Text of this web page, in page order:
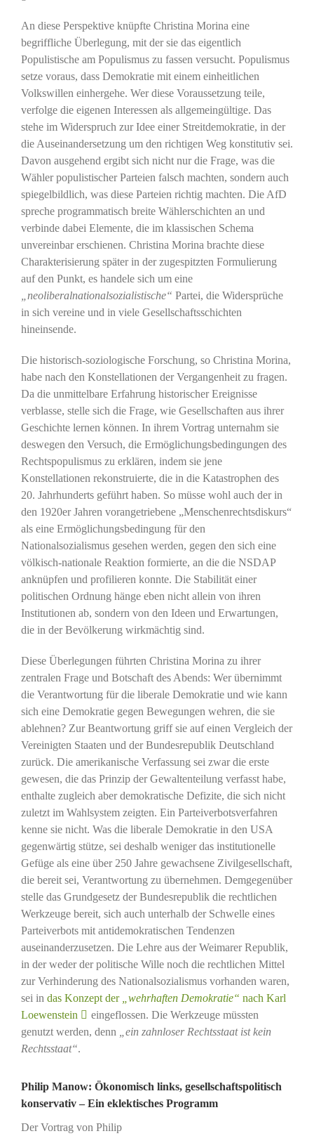
An diese Perspektive knüpfte Christina Morina eine
begriffliche Überlegung, mit der sie das eigentlich
Populistische am Populismus zu fassen versucht. Populismus
setze voraus, dass Demokratie mit einem einheitlichen
Volkswillen einhergehe. Wer diese Voraussetzung teile,
verfolge die eigenen Interessen als allgemeingültige. Das
stehe im Widerspruch zur Idee einer Streitdemokratie, in der
die Auseinandersetzung um den richtigen Weg konstitutiv sei.
Davon ausgehend ergibt sich nicht nur die Frage, was die
Wähler populistischer Parteien falsch machten, sondern auch
spiegelbildlich, was diese Parteien richtig machten. Die AfD
spreche programmatisch breite Wählerschichten an und
verbinde dabei Elemente, die im klassischen Schema
unvereinbar erschienen. Christina Morina brachte diese
Charakterisierung später in der zugespitzten Formulierung
auf den Punkt, es handele sich um eine
„neoliberalnationalsozialistische“ Partei, die Widersprüche
in sich vereine und in viele Gesellschaftsschichten
hineinsende.
Die historisch-soziologische Forschung, so Christina Morina,
habe nach den Konstellationen der Vergangenheit zu fragen.
Da die unmittelbare Erfahrung historischer Ereignisse
verblasse, stelle sich die Frage, wie Gesellschaften aus ihrer
Geschichte lernen können. In ihrem Vortrag unternahm sie
deswegen den Versuch, die Ermöglichungsbedingungen des
Rechtspopulismus zu erklären, indem sie jene
Konstellationen rekonstruierte, die in die Katastrophen des
20. Jahrhunderts geführt haben. So müsse wohl auch der in
den 1920er Jahren vorangetriebene „Menschenrechtsdiskurs“
als eine Ermöglichungsbedingung für den
Nationalsozialismus gesehen werden, gegen den sich eine
völkisch-nationale Reaktion formierte, an die die NSDAP
anknüpfen und profilieren konnte. Die Stabilität einer
politischen Ordnung hänge eben nicht allein von ihren
Institutionen ab, sondern von den Ideen und Erwartungen,
die in der Bevölkerung wirkmächtig sind.
Diese Überlegungen führten Christina Morina zu ihrer
zentralen Frage und Botschaft des Abends: Wer übernimmt
die Verantwortung für die liberale Demokratie und wie kann
sich eine Demokratie gegen Bewegungen wehren, die sie
ablehnen? Zur Beantwortung griff sie auf einen Vergleich der
Vereinigten Staaten und der Bundesrepublik Deutschland
zurück. Die amerikanische Verfassung sei zwar die erste
gewesen, die das Prinzip der Gewaltenteilung verfasst habe,
enthalte zugleich aber demokratische Defizite, die sich nicht
zuletzt im Wahlsystem zeigten. Ein Parteiverbotsverfahren
kenne sie nicht. Was die liberale Demokratie in den USA
gegenwärtig stütze, sei deshalb weniger das institutionelle
Gefüge als eine über 250 Jahre gewachsene Zivilgesellschaft,
die bereit sei, Verantwortung zu übernehmen. Demgegenüber
stelle das Grundgesetz der Bundesrepublik die rechtlichen
Werkzeuge bereit, sich auch unterhalb der Schwelle eines
Parteiverbots mit antidemokratischen Tendenzen
auseinanderzusetzen. Die Lehre aus der Weimarer Republik,
in der weder der politische Wille noch die rechtlichen Mittel
zur Verhinderung des Nationalsozialismus vorhanden waren,
sei in das Konzept der „wehrhaften Demokratie“ nach Karl
Loewenstein
eingeflossen. Die Werkzeuge müssten
genutzt werden, denn
„ein zahnloser Rechtsstaat ist kein
Rechtsstaat“.
Philip Manow: Ökonomisch links, gesellschaftspolitisch
konservativ – Ein eklektisches Programm
Der Vortrag von Philip